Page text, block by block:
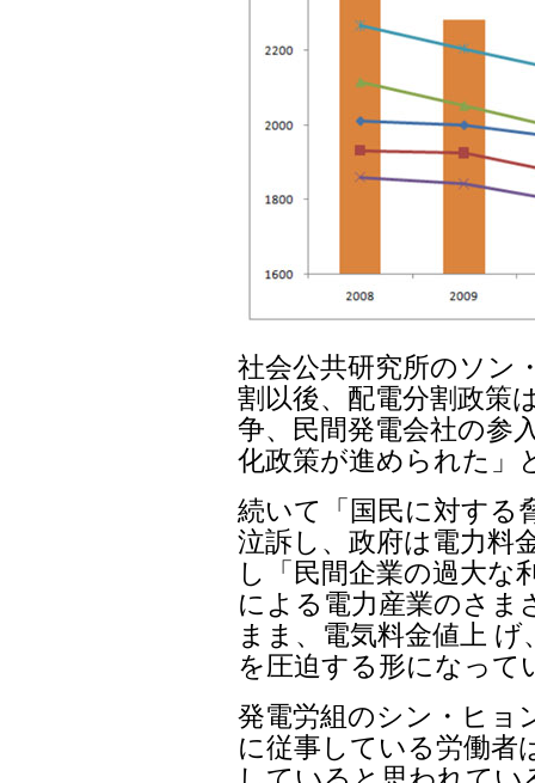
社会公共研究所のソン
割以後、配電分割政策
争、民間発電会社の参
化政策が進められた」
続いて「国民に対する
泣訴し、政府は電力料
し「民間企業の過大な
による電力産業のさま
まま、電気料金値上
を圧迫する形になって
発電労組のシン・ヒョ
に従事している労働者